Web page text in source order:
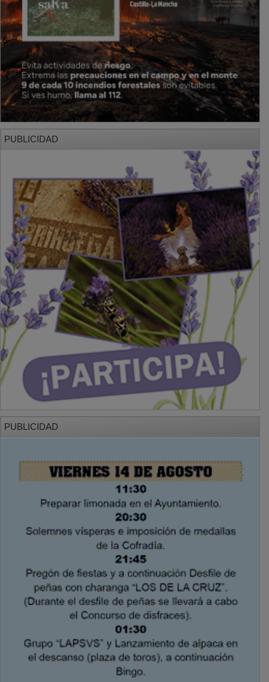
PUBLICIDAD
PUBLICIDAD